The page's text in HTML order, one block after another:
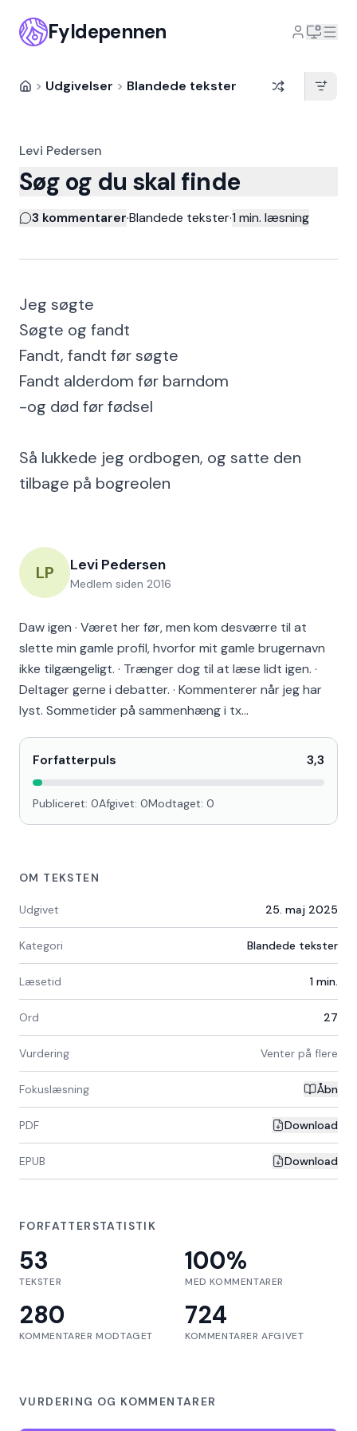
Fyldepennen
> Udgivelser > Blandede tekster
LP Levi Pedersen
Medlem siden 2016
Daw igen · Været her før, men kom desværre til at
slette min gamle profil, hvorfor mit gamle brugernavn
ikke tilgængeligt. · Trænger dog til at læse lidt igen. ·
Deltager gerne i debatter. · Kommenterer når jeg har
lyst. Sommetider på sammenhæng i tx…
Forfatterpuls 3,3
Publiceret: 0Afgivet: 0Modtaget: 0
OM TEKSTEN
Udgivet 25. maj 2025
Kategori Blandede tekster
Læsetid 1 min.
Ord 27
Vurdering Venter på flere
Fokuslæsning Åbn
PDF Download
EPUB Download
FORFATTERSTATISTIK
53
TEKSTER
100%
MED KOMMENTARER
280
KOMMENTARER MODTAGET
724
KOMMENTARER AFGIVET
Levi Pedersen
Søg og du skal finde
3 kommentarer·Blandede tekster·1 min. læsning
Jeg søgte
Søgte og fandt
Fandt, fandt før søgte
Fandt alderdom før barndom
-og død før fødsel
Så lukkede jeg ordbogen, og satte den
tilbage på bogreolen
VURDERING OG KOMMENTARER